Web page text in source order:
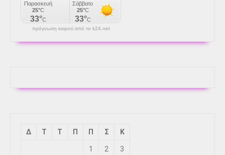
πρόγνωση καιρού από το k24.net
Δ Τ Τ Π Π Σ Κ
1 2 3